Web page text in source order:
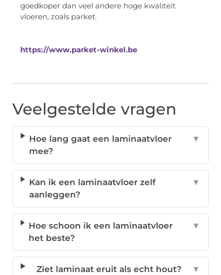
goedkoper dan veel andere hoge kwaliteit
vloeren, zoals parket.
https://www.parket-winkel.be
Veelgestelde vragen
Hoe lang gaat een laminaatvloer
mee?
▼
Kan ik een laminaatvloer zelf
aanleggen?
▼
Hoe schoon ik een laminaatvloer
het beste?
▼
Ziet laminaat eruit als echt hout? ▼